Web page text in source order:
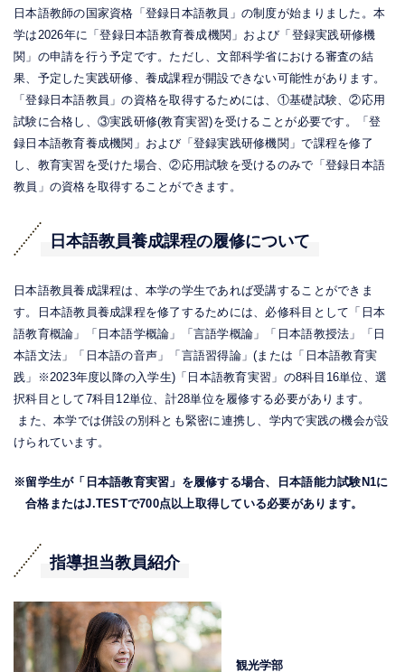
日本語教師の国家資格「登録日本語教員」の制度が始まりました。本
学は2026年に「登録日本語教育養成機関」および「登録実践研修機
関」の申請を行う予定です。ただし、文部科学省における審査の結
果、予定した実践研修、養成課程が開設できない可能性があります。
「登録日本語教員」の資格を取得するためには、①基礎試験、②応用
試験に合格し、③実践研修(教育実習)を受けることが必要です。「登
録日本語教育養成機関」および「登録実践研修機関」で課程を修了
し、教育実習を受けた場合、②応用試験を受けるのみで「登録日本語
教員」の資格を取得することができます。
日本語教員養成課程の履修について
日本語教員養成課程は、本学の学生であれば受講することができま
す。日本語教員養成課程を修了するためには、必修科目として「日本
語教育概論」「日本語学概論」「言語学概論」「日本語教授法」「日
本語文法」「日本語の音声」「言語習得論」(または「日本語教育実
践」※2023年度以降の入学生)「日本語教育実習」の8科目16単位、選
択科目として7科目12単位、計28単位を履修する必要があります。
また、本学では併設の別科とも緊密に連携し、学内で実践の機会が設
けられています。
※留学生が「日本語教育実習」を履修する場合、日本語能力試験N1に
合格またはJ.TESTで700点以上取得している必要があります。
指導担当教員紹介
観光学部